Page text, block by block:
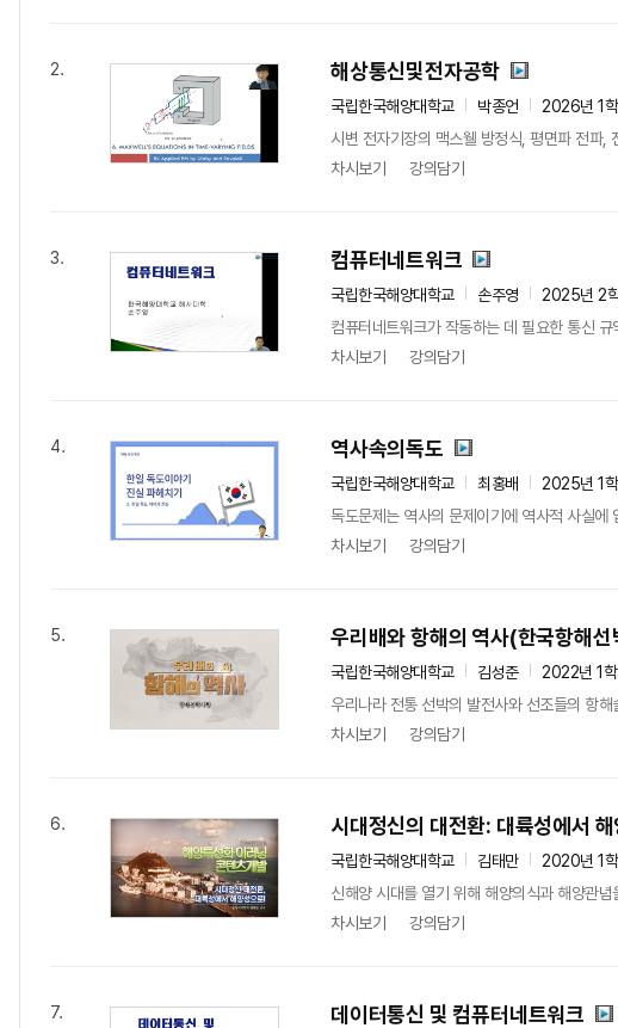
2. 해상통신및전자공학
국립한국해양대학교 박종언
2026년 1학
시변 전자기장의 맥스웰 방정식, 평면파 전파,
차시보기
강의담기
3. 컴퓨터네트워크
국립한국해양대학교 손주영
2025년 2학
컴퓨터네트워크가 작동하는 데 필요한 통신
차시보기
강의담기
4. 역사속의독도
국립한국해양대학교 최홍배
2025년 1학
독도문제는 역사의 문제이기에 역사적 사실
차시보기
강의담기
5. 우리배와 항해의 역사(한국항해선
국립한국해양대학교 김성준
2022년 1학
우리나라 전통 선박의 발전사와 선조들의 항
차시보기
강의담기
6. 시대정신의 대전환: 대륙성에서
국립한국해양대학교 김태만
2020년 1학
신해양 시대를 열기 위해 해양의식과 해양관
차시보기
강의담기
7. 데이터통신 및 컴퓨터네트워크